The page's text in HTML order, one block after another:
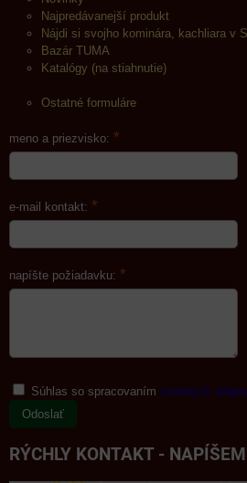
Najpredávanejší produkt
Nájdi si svojho kominára, kachliara v
Bazár TUMA
Katalógy (na stiahnutie)
Ostatné formuláre
meno a priezvisko: *
e-mail kontakt: *
napíšte požiadavku: *
Súhlas so spracovaním osobných
Odoslať
RÝCHLY KONTAKT -